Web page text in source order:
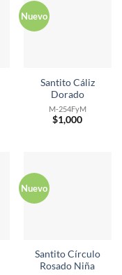
Nuevo
Santito Cáliz
Dorado
M-254FyM
$1,000
Nuevo
Santito Círculo
Rosado Niña